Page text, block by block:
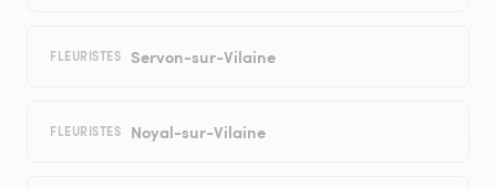
FLEURISTES Servon-sur-Vilaine
FLEURISTES Noyal-sur-Vilaine